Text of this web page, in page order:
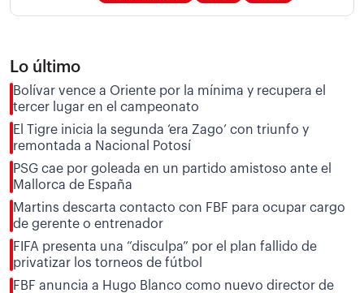
Lo último
Bolívar vence a Oriente por la mínima y recupera el
tercer lugar en el campeonato
El Tigre inicia la segunda ‘era Zago’ con triunfo y
remontada a Nacional Potosí
PSG cae por goleada en un partido amistoso ante el
Mallorca de España
Martins descarta contacto con FBF para ocupar cargo
de gerente o entrenador
FIFA presenta una “disculpa” por el plan fallido de
privatizar los torneos de fútbol
FBF anuncia a Hugo Blanco como nuevo director de